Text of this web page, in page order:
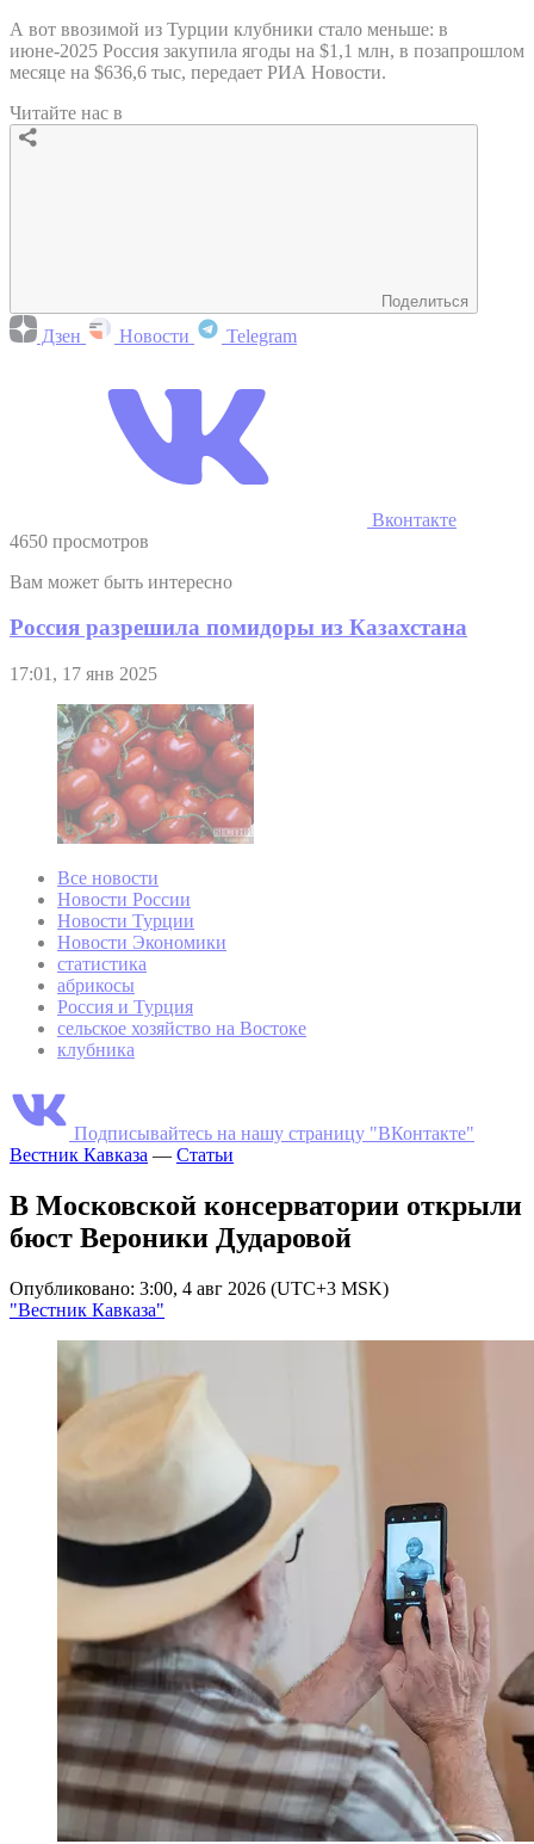
А вот ввозимой из Турции клубники стало меньше: в
июне-2025 Россия закупила ягоды на $1,1 млн, в позапрошлом
месяце на $636,6 тыс, передает РИА Новости.
Читайте нас в
Поделиться
Дзен Новости Telegram
Вконтакте
4650 просмотров
Вам может быть интересно
Россия разрешила помидоры из Казахстана
17:01, 17 янв 2025
Все новости
Новости России
Новости Турции
Новости Экономики
статистика
абрикосы
Россия и Турция
сельское хозяйство на Востоке
клубника
Подписывайтесь на нашу страницу "ВКонтакте"
Вестник Кавказа — Статьи
В Московской консерватории открыли
бюст Вероники Дударовой
Опубликовано: 3:00, 4 авг 2026 (UTC+3 MSK)
"Вестник Кавказа"